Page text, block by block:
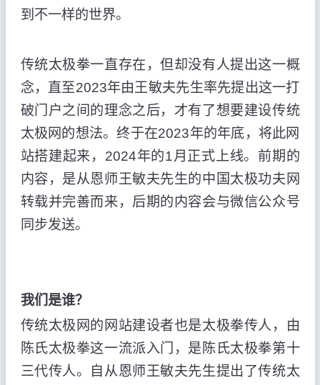
到不一样的世界。
传统太极拳一直存在，但却没有人提出这一概
念，直至2023年由王敏夫先生率先提出这一打
破门户之间的理念之后，才有了想要建设传统
太极网的想法。终于在2023年的年底，将此网
站搭建起来，2024年的1月正式上线。前期的
内容，是从恩师王敏夫先生的中国太极功夫网
转载并完善而来，后期的内容会与微信公众号
同步发送。
我们是谁？
传统太极网的网站建设者也是太极拳传人，由
陈氏太极拳这一流派入门，是陈氏太极拳第十
三代传人。自从恩师王敏夫先生提出了传统太